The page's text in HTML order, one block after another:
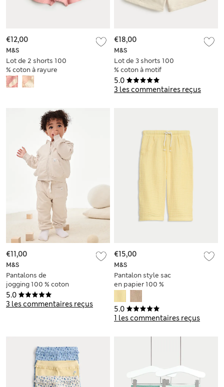
M&S
Lot de 2 shorts 100
% coton à rayure
latérale (jusqu’au 5
ans)
€12,00
5.0
3 les commentaires reçus
M&S
Lot de 3 shorts 100
% coton à motif
cupcake (jusqu’au 5
ans)
€18,00
5.0
3 les commentaires reçus
M&S
Pantalons de
jogging 100 % coton
(jusqu’au 6 ans)
€11,00
5.0
1 les commentaires reçus
M&S
Pantalon style sac
en papier 100 %
coton (jusqu’au 3
ans)
€15,00